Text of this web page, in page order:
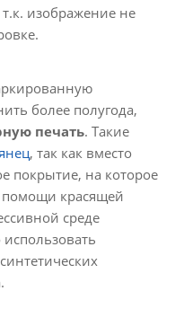
изображение не
более полугода,
печать. Такие
, так как вместо
покрытие, на которое
помощи красящей
среде